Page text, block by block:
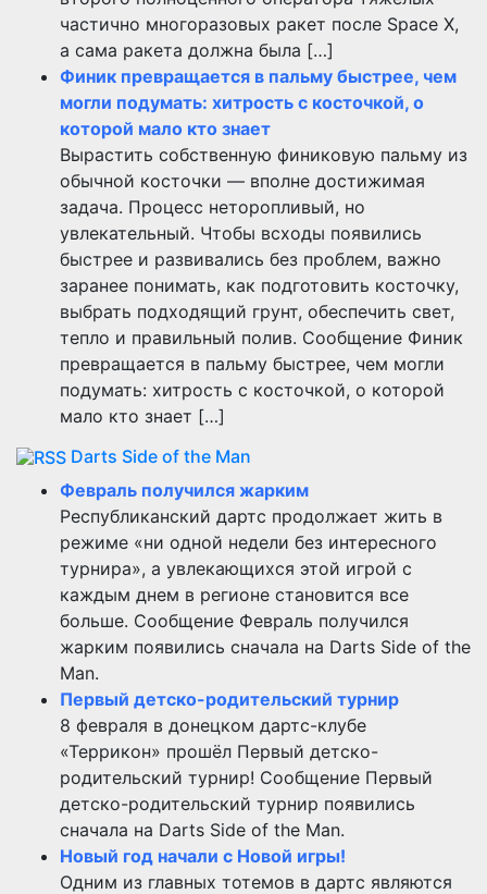
частично многоразовых ракет после Space X,
а сама ракета должна была […]
Финик превращается в пальму быстрее, чем
могли подумать: хитрость с косточкой, о
которой мало кто знает
Вырастить собственную финиковую пальму из
обычной косточки — вполне достижимая
задача. Процесс неторопливый, но
увлекательный. Чтобы всходы появились
быстрее и развивались без проблем, важно
заранее понимать, как подготовить косточку,
выбрать подходящий грунт, обеспечить свет,
тепло и правильный полив. Сообщение Финик
превращается в пальму быстрее, чем могли
подумать: хитрость с косточкой, о которой
мало кто знает […]
Darts Side of the Man
Февраль получился жарким
Республиканский дартс продолжает жить в
режиме «ни одной недели без интересного
турнира», а увлекающихся этой игрой с
каждым днем в регионе становится все
больше. Сообщение Февраль получился
жарким появились сначала на Darts Side of the
Man.
Первый детско-родительский турнир
8 февраля в донецком дартс-клубе
«Террикон» прошёл Первый детско-
родительский турнир! Сообщение Первый
детско-родительский турнир появились
сначала на Darts Side of the Man.
Новый год начали с Новой игры!
Одним из главных тотемов в дартс являются